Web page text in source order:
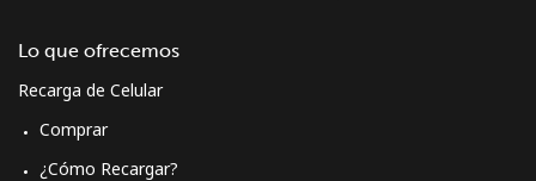
Lo que ofrecemos
Recarga de Celular
Comprar
¿Cómo Recargar?